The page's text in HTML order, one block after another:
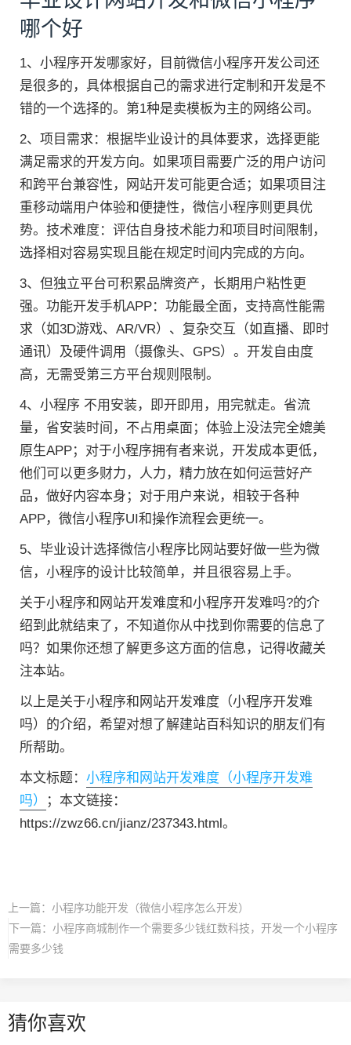
哪个好
1、小程序开发哪家好，目前微信小程序开发公司还
是很多的，具体根据自己的需求进行定制和开发是不
错的一个选择的。第1种是卖模板为主的网络公司。
2、项目需求：根据毕业设计的具体要求，选择更能
满足需求的开发方向。如果项目需要广泛的用户访问
和跨平台兼容性，网站开发可能更合适；如果项目注
重移动端用户体验和便捷性，微信小程序则更具优
势。技术难度：评估自身技术能力和项目时间限制，
选择相对容易实现且能在规定时间内完成的方向。
3、但独立平台可积累品牌资产，长期用户粘性更
强。功能开发手机APP：功能最全面，支持高性能需
求（如3D游戏、AR/VR）、复杂交互（如直播、即时
通讯）及硬件调用（摄像头、GPS）。开发自由度
高，无需受第三方平台规则限制。
4、小程序 不用安装，即开即用，用完就走。省流
量，省安装时间，不占用桌面；体验上没法完全媲美
原生APP；对于小程序拥有者来说，开发成本更低，
他们可以更多财力，人力，精力放在如何运营好产
品，做好内容本身；对于用户来说，相较于各种
APP，微信小程序UI和操作流程会更统一。
5、毕业设计选择微信小程序比网站要好做一些为微
信，小程序的设计比较简单，并且很容易上手。
关于小程序和网站开发难度和小程序开发难吗?的介
绍到此就结束了，不知道你从中找到你需要的信息了
吗？如果你还想了解更多这方面的信息，记得收藏关
注本站。
以上是关于小程序和网站开发难度（小程序开发难
吗）的介绍，希望对想了解建站百科知识的朋友们有
所帮助。
本文标题： 小程序和网站开发难度（小程序开发难
吗）
；本文链接：
https://zwz66.cn/jianz/237343.html。
上一篇： 小程序功能开发（微信小程序怎么开发）
下一篇： 小程序商城制作一个需要多少钱红数科技，开发一个小程序
需要多少钱
猜你喜欢